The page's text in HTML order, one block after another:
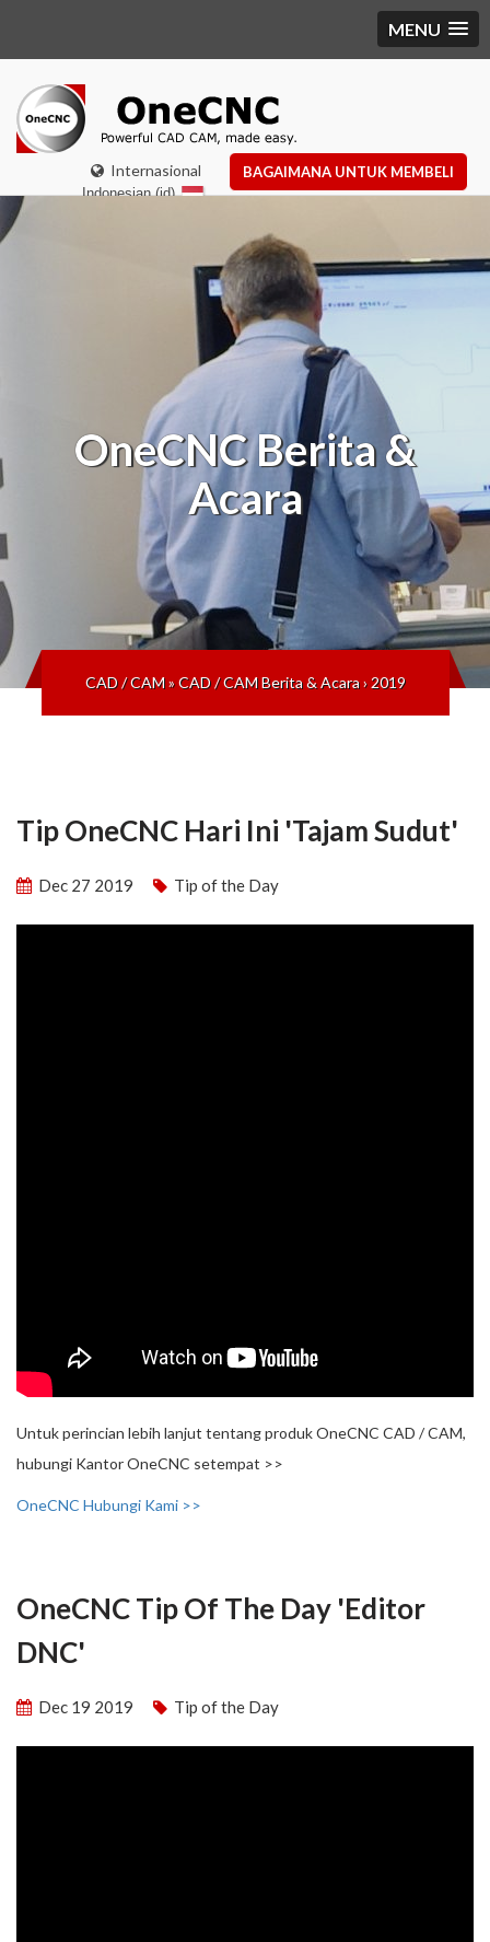
MENU
Internasional BAGAIMANA UNTUK MEMBELI
Indonesian (id)
OneCNCBerita &
Acara
CAD / CAM»CAD / CAM Berita & Acara› 2019
Tip OneCNC Hari Ini 'Tajam Sudut'
Dec 27 2019 Tip of the Day
Untuk perincian lebih lanjut tentang produk OneCNC CAD / CAM,
hubungi Kantor OneCNC setempat >>
OneCNC Hubungi Kami >>
OneCNC Tip Of The Day 'Editor
DNC'
Dec 19 2019 Tip of the Day